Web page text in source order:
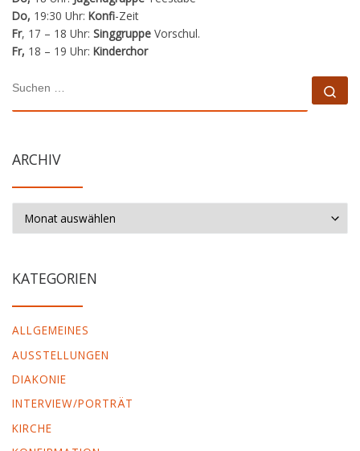
Do, 19:30 Uhr: Konfi-Zeit
Fr, 17 – 18 Uhr: Singgruppe Vorschul.
Fr, 18 – 19 Uhr: Kinderchor
SUCHE
ARCHIV
KATEGORIEN
ALLGEMEINES
AUSSTELLUNGEN
DIAKONIE
INTERVIEW/PORTRÄT
KIRCHE